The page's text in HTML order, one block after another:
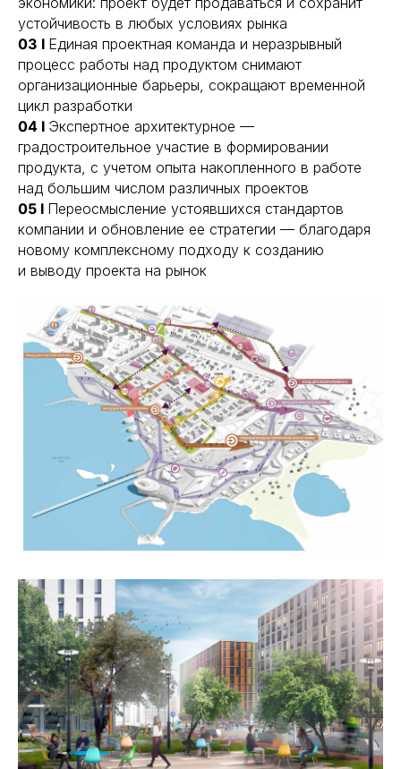
устойчивость в любых условиях рынка
03 I Единая проектная команда и неразрывный
процесс работы над продуктом снимают
организационные барьеры, сокращают временной
цикл разработки
04 I Экспертное архитектурное —
градостроительное участие в формировании
продукта, с учетом опыта накопленного в работе
над большим числом различных проектов
05 I Переосмысление устоявшихся стандартов
компании и обновление ее стратегии — благодаря
новому комплексному подходу к созданию
и выводу проекта на рынок